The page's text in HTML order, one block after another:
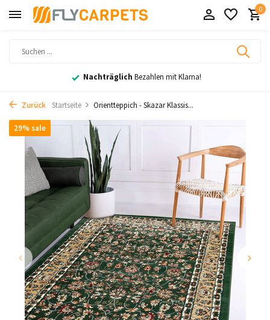
0
Nachträglich Bezahlen mit Klarna!
Zurück Startseite Orientteppich - Skazar Klassis...
29% sale